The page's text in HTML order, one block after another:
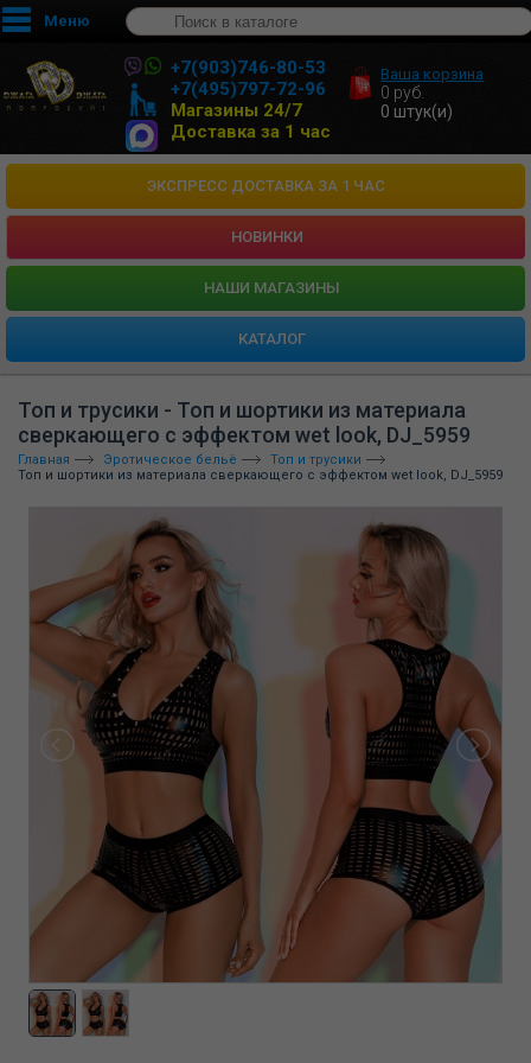
Меню
+7(903)746-80-53
+7(495)797-72-96
Магазины 24/7
Доставка за 1 час
Ваша корзина
0 руб.
0 штук(и)
ЭКСПРЕСС ДОСТАВКА ЗА 1 ЧАС
НОВИНКИ
HАШИ МАГАЗИНЫ
КАТАЛОГ
Топ и трусики - Топ и шортики из материала
сверкающего с эффектом wet look, DJ_5959
Главная Эротическое бельё
Топ и трусики
Топ и шортики из материала сверкающего с эффектом wet look, DJ_5959